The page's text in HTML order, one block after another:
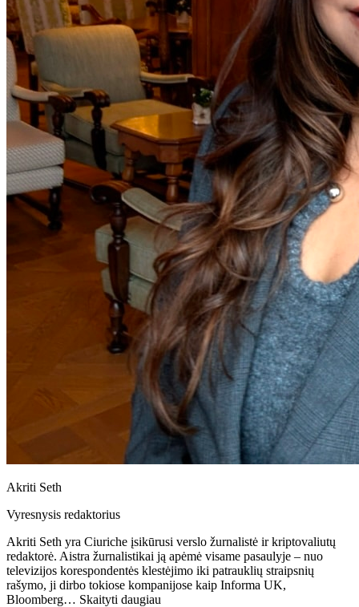
Akriti Seth
Vyresnysis redaktorius
Akriti Seth yra Ciuriche įsikūrusi verslo žurnalistė ir kriptovaliutų
redaktorė. Aistra žurnalistikai ją apėmė visame pasaulyje – nuo ​​
televizijos korespondentės klestėjimo iki patrauklių straipsnių
rašymo, ji dirbo tokiose kompanijose kaip Informa UK,
Bloomberg… Skaityti daugiau